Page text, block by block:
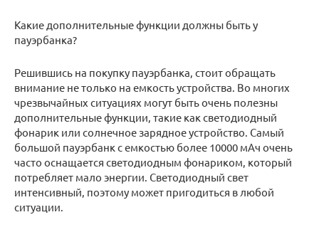
Какие дополнительные функции должны быть у
пауэрбанка?
Решившись на покупку пауэрбанка, стоит обращать
внимание не только на емкость устройства. Во многих
чрезвычайных ситуациях могут быть очень полезны
дополнительные функции, такие как светодиодный
фонарик или солнечное зарядное устройство. Самый
большой пауэрбанк с емкостью более 10000 мАч очень
часто оснащается светодиодным фонариком, который
потребляет мало энергии. Светодиодный свет
интенсивный, поэтому может пригодиться в любой
ситуации.